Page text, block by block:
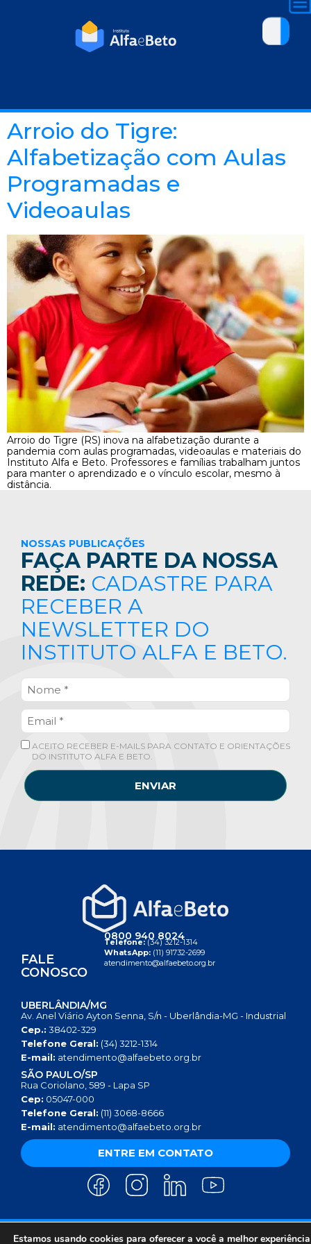
Arroio do Tigre:
Alfabetização com Aulas
Programadas e
Videoaulas
Arroio do Tigre (RS) inova na alfabetização durante a
pandemia com aulas programadas, videoaulas e materiais do
Instituto Alfa e Beto. Professores e famílias trabalham juntos
para manter o aprendizado e o vínculo escolar, mesmo à
distância.
NOSSAS PUBLICAÇÕES
FAÇA PARTE DA NOSSA
REDE: CADASTRE PARA
RECEBER A
NEWSLETTER DO
INSTITUTO ALFA E BETO.
ACEITO RECEBER E-MAILS PARA CONTATO E ORIENTAÇÕES
DO INSTITUTO ALFA E BETO.
ENVIAR
FALE
CONOSCO
0800 940 8024
Telefone:(34) 3212-1314
WhatsApp: (11) 91732-2699
atendimento@alfaebeto.org.br
UBERLÂNDIA/MG
Av. Anel Viário Ayton Senna, S/n - Uberlândia-MG - Industrial
Cep.: 38402-329
Telefone Geral: (34) 3212-1314
E-mail: atendimento@alfaebeto.org.br
SÃO PAULO/SP
Rua Coriolano, 589 - Lapa SP
Cep: 05047-000
Telefone Geral: (11) 3068-8666
E-mail: atendimento@alfaebeto.org.br
ENTRE EM CONTATO
AVISO DE PRIVACIDADE POLÍTICA DE PRIVACIDADE
AVISO SOBRE COOKIES
Estamos usando cookies para oferecer a você a melhor experiência